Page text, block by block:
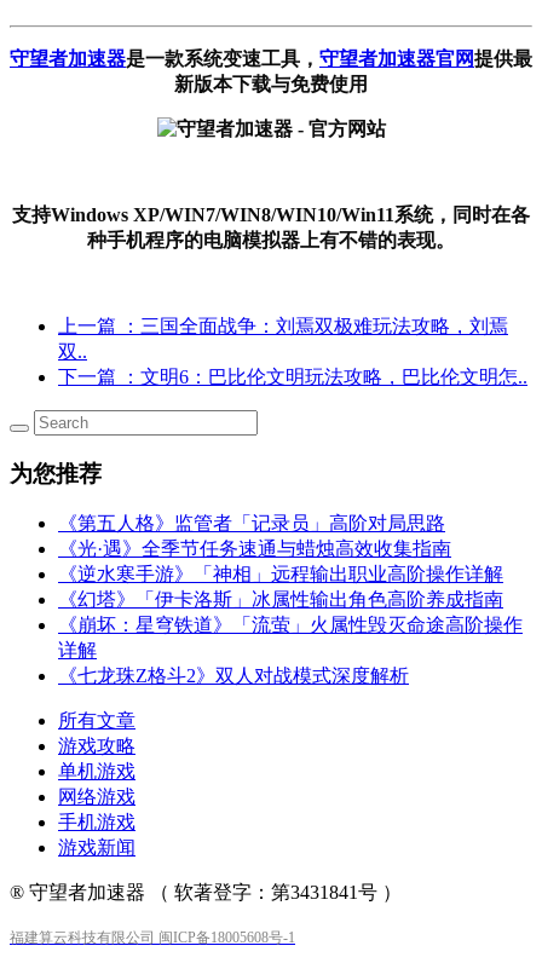
守望者加速器是一款系统变速工具 ， 守望者加速器官网提供最
新版本下载与免费使用
支持Windows XP/WIN7/WIN8/WIN10/Win11系统，同时在各
种手机程序的电脑模拟器上有不错的表现。
上一篇
：三国全面战争：刘焉双极难玩法攻略，刘焉
双..
下一篇
：文明6：巴比伦文明玩法攻略，巴比伦文明怎..
为您推荐
《第五人格》监管者「记录员」高阶对局思路
《光·遇》全季节任务速通与蜡烛高效收集指南
《逆水寒手游》「神相」远程输出职业高阶操作详解
《幻塔》「伊卡洛斯」冰属性输出角色高阶养成指南
《崩坏：星穹铁道》「流萤」火属性毁灭命途高阶操作
详解
《七龙珠Z格斗2》双人对战模式深度解析
所有文章
游戏攻略
单机游戏
网络游戏
手机游戏
游戏新闻
® 守望者加速器 （ 软著登字：第3431841号 ）
福建算云科技有限公司 闽ICP备18005608号-1